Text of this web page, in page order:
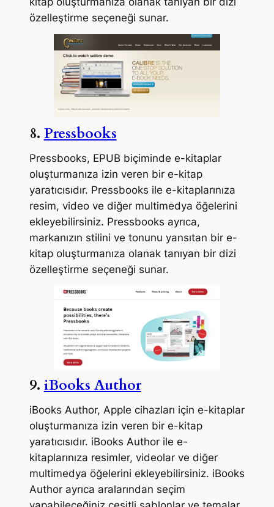
özelleştirme seçeneği sunar.
8. Pressbooks
Pressbooks, EPUB biçiminde e-kitaplar
oluşturmanıza izin veren bir e-kitap
yaratıcısıdır. Pressbooks ile e-kitaplarınıza
resim, video ve diğer multimedya öğelerini
ekleyebilirsiniz. Pressbooks ayrıca,
markanızın stilini ve tonunu yansıtan bir e-
kitap oluşturmanıza olanak tanıyan bir dizi
özelleştirme seçeneği sunar.
9. iBooks Author
iBooks Author, Apple cihazları için e-kitaplar
oluşturmanıza izin veren bir e-kitap
yaratıcısıdır. iBooks Author ile e-
kitaplarınıza resimler, videolar ve diğer
multimedya öğelerini ekleyebilirsiniz. iBooks
Author ayrıca aralarından seçim